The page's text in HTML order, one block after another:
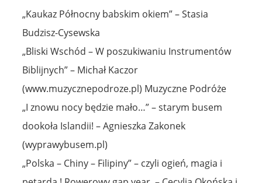
„Kaukaz Północny babskim okiem” – Stasia
Budzisz-Cysewska
„Bliski Wschód – W poszukiwaniu Instrumentów
Biblijnych” – Michał Kaczor
(www.muzycznepodroze.pl) Muzyczne Podróże
„I znowu nocy będzie mało…” – starym busem
dookoła Islandii! – Agnieszka Zakonek
(wyprawybusem.pl)
„Polska – Chiny – Filipiny” – czyli ogień, magia i